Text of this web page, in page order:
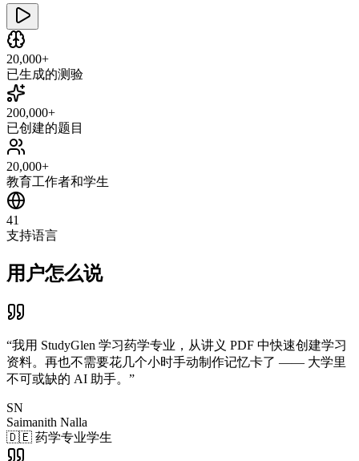
20,000+
已生成的测验
200,000+
已创建的题目
20,000+
教育工作者和学生
41
支持语言
用户怎么说
“我用 StudyGlen 学习药学专业，从讲义 PDF 中快速创建学习
资料。再也不需要花几个小时手动制作记忆卡了 —— 大学里
不可或缺的 AI 助手。 ”
SN
Saimanith Nalla
🇩🇪 药学专业学生